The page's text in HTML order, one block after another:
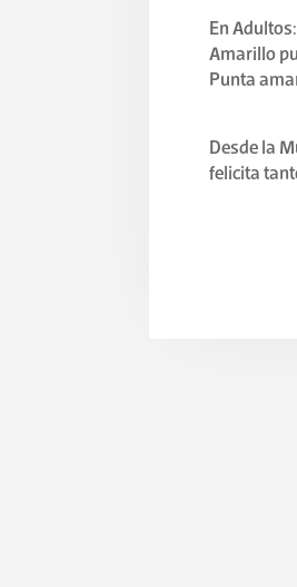
En
Amarillo
Punta
Desde la
felicita